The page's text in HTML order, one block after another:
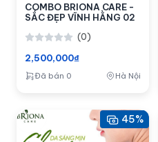
COMBO BRIONA CARE -
SẮC ĐẸP VĨNH HẰNG 02
(0)
2,500,000₫
Đã bán 0 Hà Nội
45%